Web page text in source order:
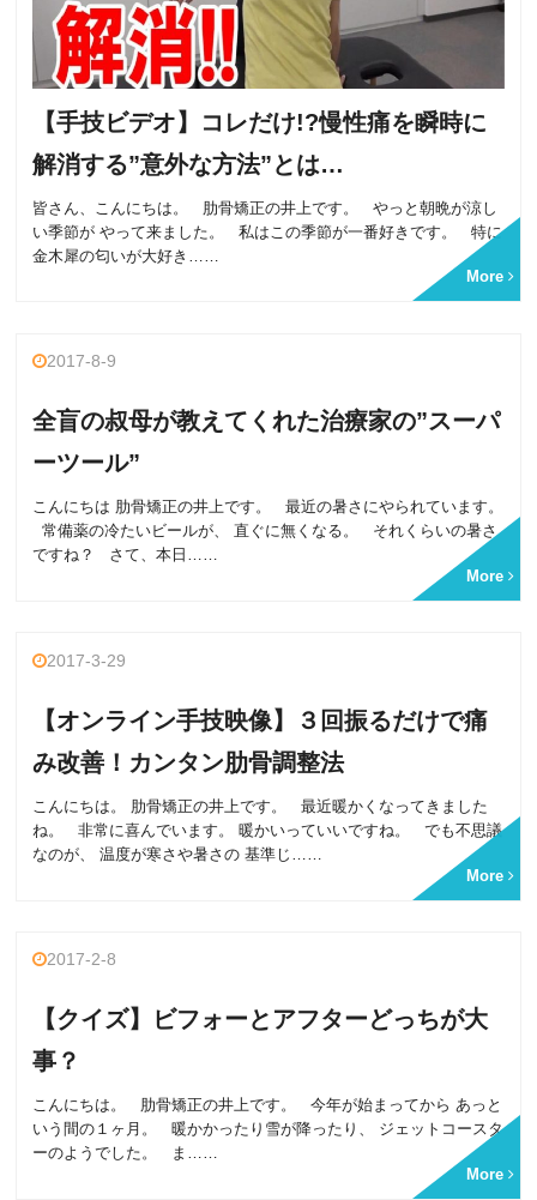
【手技ビデオ】コレだけ!?慢性痛を瞬時に
解消する”意外な方法”とは…
皆さん、こんにちは。 肋骨矯正の井上です。 やっと朝晩が涼し
い季節が やって来ました。 私はこの季節が一番好きです。 特に
金木犀の匂いが大好き……
More
2017-8-9
全盲の叔母が教えてくれた治療家の”スーパ
ーツール”
こんにちは 肋骨矯正の井上です。 最近の暑さにやられています。
常備薬の冷たいビールが、 直ぐに無くなる。 それくらいの暑さ
ですね？ さて、本日……
More
2017-3-29
【オンライン手技映像】３回振るだけで痛
み改善！カンタン肋骨調整法
こんにちは。 肋骨矯正の井上です。 最近暖かくなってきました
ね。 非常に喜んでいます。 暖かいっていいですね。 でも不思議
なのが、 温度が寒さや暑さの 基準じ……
More
2017-2-8
【クイズ】ビフォーとアフターどっちが大
事？
こんにちは。 肋骨矯正の井上です。 今年が始まってから あっと
いう間の１ヶ月。 暖かかったり雪が降ったり、 ジェットコースタ
ーのようでした。 ま……
More